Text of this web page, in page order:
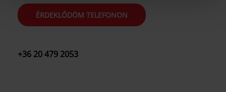
ÉRDEKLŐDÖM TELEFONON
+36 20 479 2053